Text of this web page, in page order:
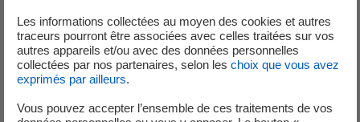
Créer votre compte
Muni de votre numéro client (en haut à gauche de
coordonnées de votre société pour accéder à votre
Les informations collectées au moyen des cookies et autres
traceurs pourront être associées avec celles traitées sur vos
autres appareils et/ou avec des données personnelles
collectées par nos partenaires, selon les choix que vous avez
exprimés par ailleurs.
Vous pouvez accepter l’ensemble de ces traitements de vos